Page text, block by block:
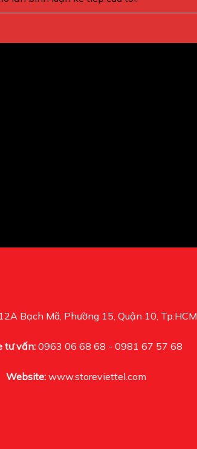
Bạch Mã, Phường 15, Quận 10, Tp.HCM
tư vấn: 0963 06 68 68 - 0981 67 57 68
Website: www.storeviettel.com